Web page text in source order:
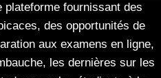
plateforme fournissant des
des opportunités de
aux examens en ligne,
les dernières sur les